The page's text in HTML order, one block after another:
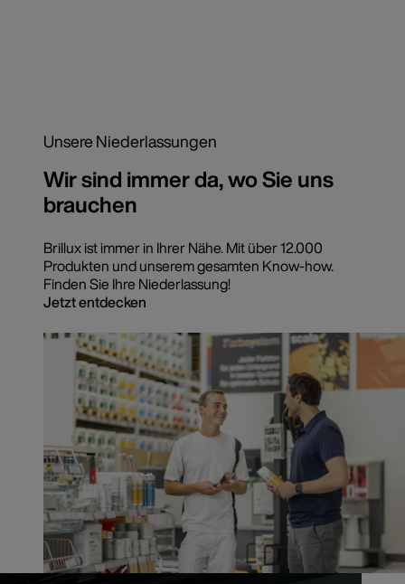
Unsere Niederlassungen
Wir sind immer da, wo Sie uns
brauchen
Brillux ist immer in Ihrer Nähe. Mit über 12.000
Produkten und unserem gesamten Know-how.
Finden Sie Ihre Niederlassung!
Jetzt entdecken